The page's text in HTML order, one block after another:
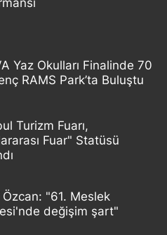
Yaz Okulları Finalinde 70
RAMS Park’ta Buluştu
Turizm Fuarı,
Fuar" Statüsü
"61. Meslek
değişim şart"